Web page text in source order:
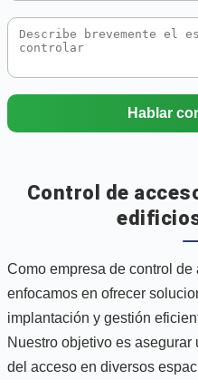
Hablar
Control de
Como empresa de control
enfocamos en ofrecer
implantación y gestión
Nuestro objetivo es
del acceso en diversos